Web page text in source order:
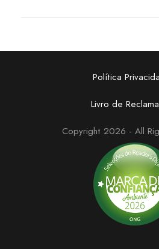
Política
Livro de
Copyright 2026 - All